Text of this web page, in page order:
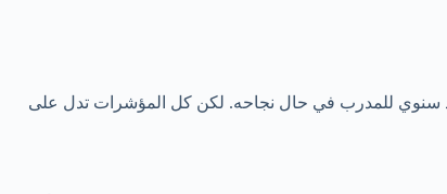
سنوي للمدرب في حال نجاحه. لكن كل المؤشرات تدل على